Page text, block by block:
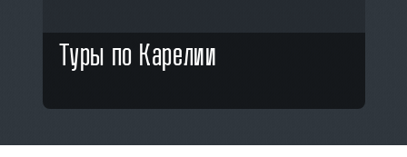
Туры по Карелии